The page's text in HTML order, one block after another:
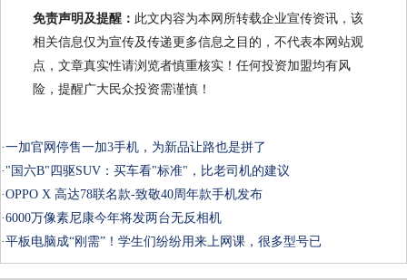
免责声明及提醒： 此文内容为本网所转载企业宣传资讯，该
相关信息仅为宣传及传递更多信息之目的，不代表本网站观
点，文章真实性请浏览者慎重核实！任何投资加盟均有风
险，提醒广大民众投资需谨慎！
·一加官网停售一加3手机，为新品让路也是拼了
· "国六B"四驱SUV：买车看"标准"，比老司机的建议
·OPPO X 高达78联名款-致敬40周年款手机发布
·6000万像素尼康今年将发两台无反相机
·平板电脑成“刚需”！学生们纷纷用来上网课，很多型号已